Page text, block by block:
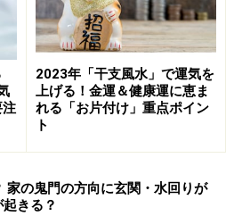
事を切り開いていきたい方は是
でみてください。
せる、咲かせる」パワーを持
プ、バラを飾るのも良いです
りどりの生花の生命力は、運
注
2023年「干支風水」で運気を
上げる！金運＆健康運に恵ま
れる「お片付け」重点ポイン
ト
家の鬼門の方向に玄関・水回りが
きる？